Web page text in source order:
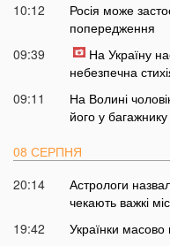
10:12
Росія може
попередження
09:39
На Україну
небезпечна
09:11
На Волині
його у багажнику
08 СЕРПНЯ
20:14
Астрологи
чекають важкі
19:42
Українки масово